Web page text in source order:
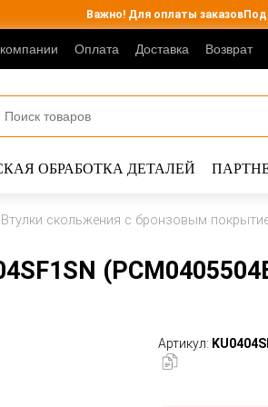
Важно! Для оплаты заказов
Оплата Доставка Возврат
ОБРАБОТКА ДЕТАЛЕЙ
Втулки скольжения с бронзовым
Артикул: